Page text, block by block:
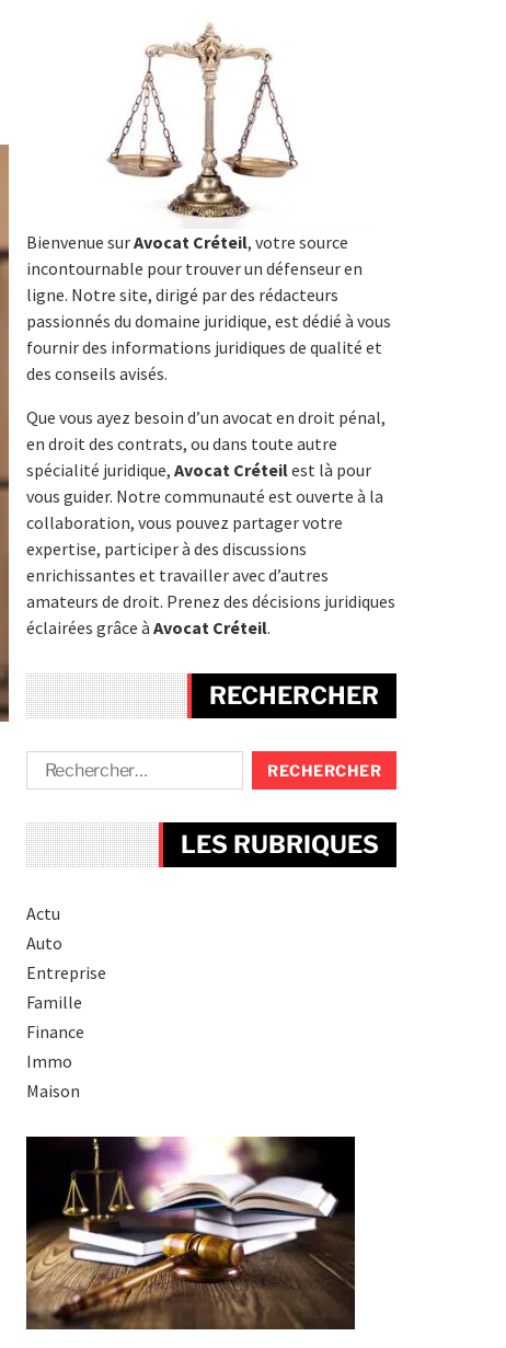
Bienvenue surAvocat Créteil, votre source
incontournable pour trouver un défenseur en
ligne. Notre site, dirigé par des rédacteurs
passionnés du domaine juridique, est dédié à vous
fournir des informations juridiques de qualité et
des conseils avisés.
Que vous ayez besoin d’un avocat en droit pénal,
en droit des contrats, ou dans toute autre
spécialité juridique, Avocat Créteilest là pour
vous guider. Notre communauté est ouverte à la
collaboration, vous pouvez partager votre
expertise, participer à des discussions
enrichissantes et travailler avec d’autres
amateurs de droit. Prenez des décisions juridiques
éclairées grâce à Avocat Créteil.
RECHERCHER
LES RUBRIQUES
Actu
Auto
Entreprise
Famille
Finance
Immo
Maison